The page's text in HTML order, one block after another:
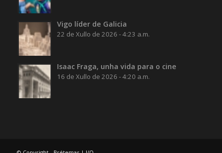
Vigo líder de Galicia
22 de Xullo de 2026 - 4:23 a.m.
Isaac Fraga, unha vida para o cine
16 de Xullo de 2026 - 4:20 a.m.